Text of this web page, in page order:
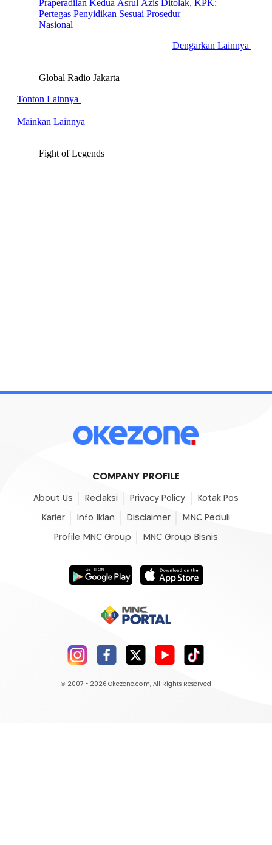
COMPANY PROFILE
About Us Redaksi Privacy Policy Kotak Pos
Karier Info Iklan Disclaimer MNC Peduli
Profile MNC Group MNC Group Bisnis
© 2007 - 2026 Okezone.com, All Rights Reserved